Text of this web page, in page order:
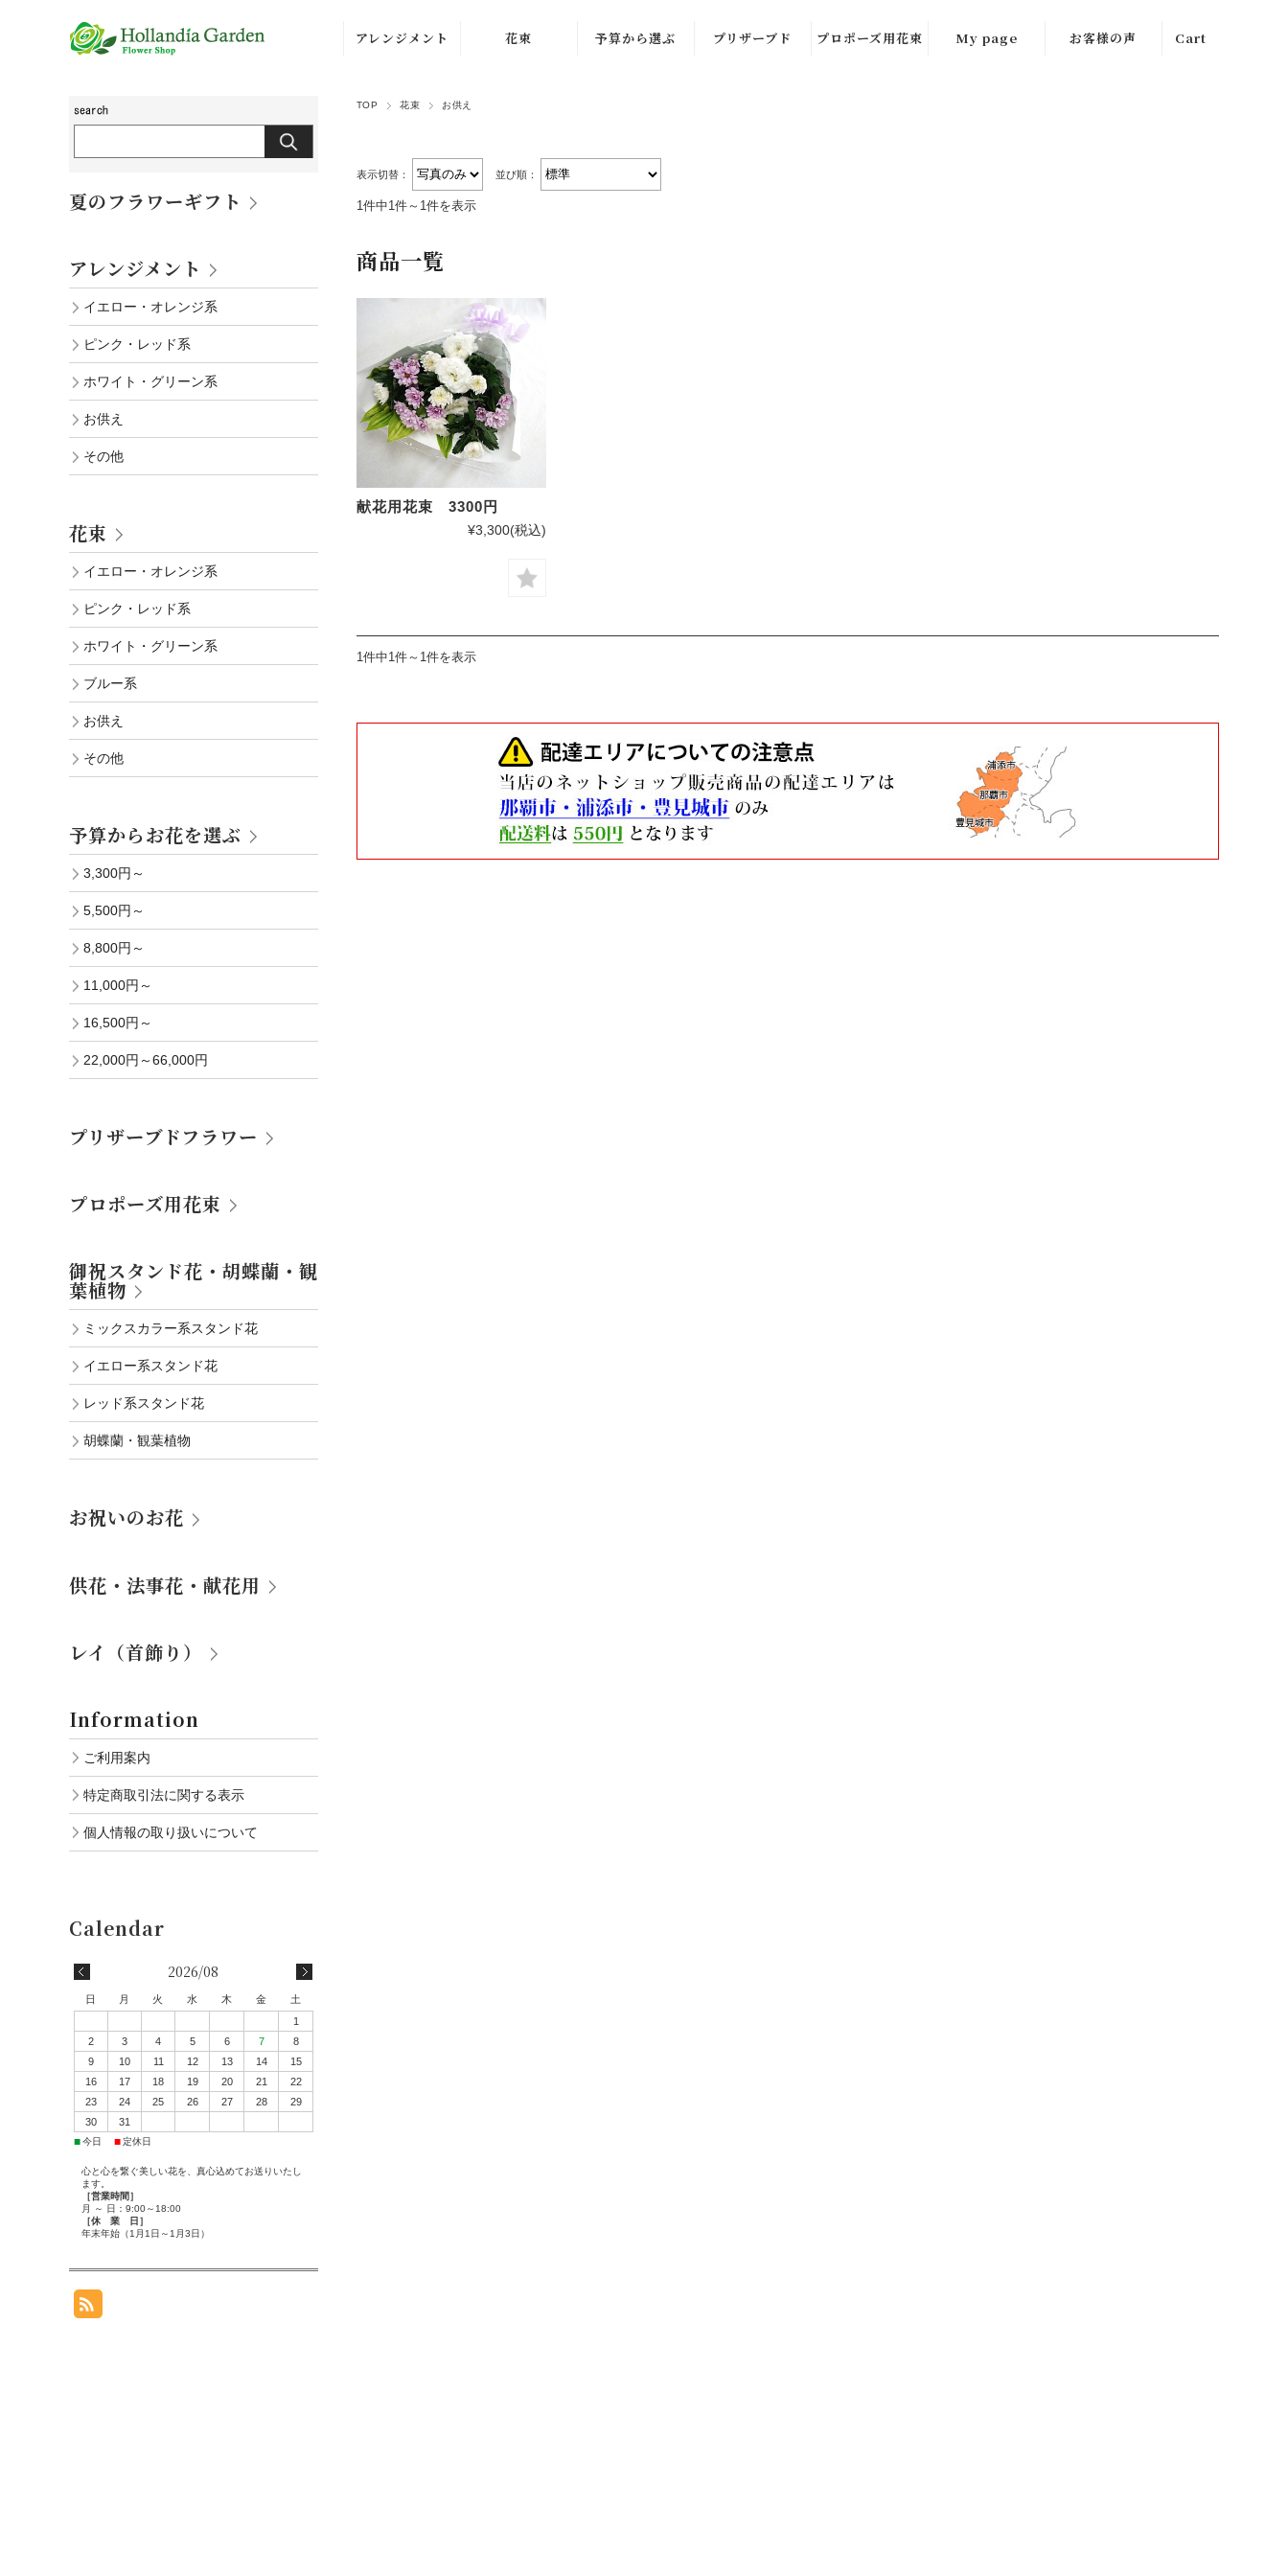
アレンジメント
ンジ系
系
ホワイト・グリ
花束
系
ホワイト・グリ
お供え
その他
予算から選ぶ
8,800円～
プリザーブド プロポーズ用花束 My page お客様の声 Cart
TOP 花束 お供え
表示切替： 並び順：
1件中1件～1件を表示
商品一覧
献花用花束 3300円
¥3,300(税込)
1件中1件～1件を表示
夏のフラワーギフト
アレンジメント
イエロー・オレンジ系
ピンク・レッド系
ホワイト・グリーン系
お供え
その他
花束
イエロー・オレンジ系
ピンク・レッド系
ホワイト・グリーン系
ブルー系
お供え
その他
予算からお花を選ぶ
3,300円～
5,500円～
8,800円～
11,000円～
16,500円～
22,000円～66,000円
プリザーブドフラワー
プロポーズ用花束
御祝スタンド花・胡蝶蘭・観
葉植物
ミックスカラー系スタンド花
イエロー系スタンド花
レッド系スタンド花
胡蝶蘭・観葉植物
お祝いのお花
供花・法事花・献花用
レイ（首飾り）
Information
ご利用案内
特定商取引法に関する表示
個人情報の取り扱いについて
2026/08
日 月 火 水 木 金
土
1
2
3 4 5 6 7
8
9
10 11 12 13 14
15
16
17 18 19 20 21
22
23
24 25 26 27 28
29
30
31
■今日 ■定休日
心と心を繋ぐ美しい花を、真心込めてお送りいたし
ます。
［営業時間］
月 ～ 日：9:00～18:00
［休 業 日］
年末年始（1月1日～1月3日）